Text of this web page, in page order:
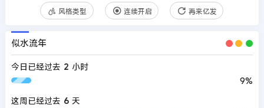
风格类型 连续开启 再来亿发
似水流年
今日已经过去 2 小时
9%
这周已经过去 6 天